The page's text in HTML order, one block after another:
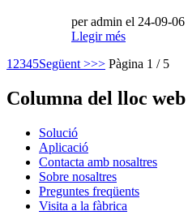
per admin el 24-09-06
Llegir més
1 2345Següent >>> Pàgina 1 / 5
Columna del lloc web
Solució
Aplicació
Contacta amb nosaltres
Sobre nosaltres
Preguntes freqüents
Visita a la fàbrica